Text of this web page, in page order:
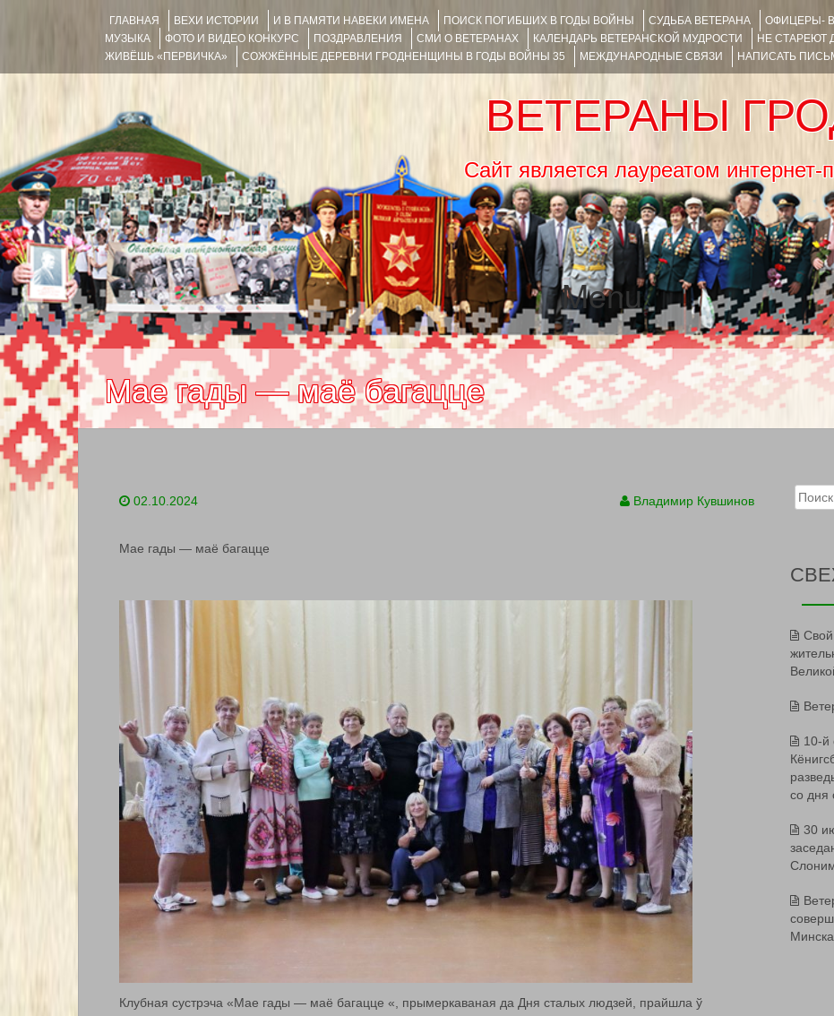
ГЛАВНАЯ ВЕХИ ИСТОРИИ И В ПАМЯТИ НАВЕКИ ИМЕНА ПОИСК ПОГИБШИХ В ГОДЫ ВОЙНЫ СУДЬБА ВЕТЕРАНА ОФИЦЕРЫ-
МУЗЫКА
ФОТО И ВИДЕО КОНКУРС ПОЗДРАВЛЕНИЯ СМИ О ВЕТЕРАНАХ КАЛЕНДАРЬ ВЕТЕРАНСКОЙ МУДРОСТИ НЕ СТАРЕЮТ
ЖИВЁШЬ «ПЕРВИЧКА»
СОЖЖЁННЫЕ ДЕРЕВНИ ГРОДНЕНЩИНЫ В ГОДЫ ВОЙНЫ 35 МЕЖДУНАРОДНЫЕ СВЯЗИ НАПИСАТЬ
ВЕТЕРАНЫ
Сайт является лауреатом
Menu
SKIP TO CONTENT
Мае гады — маё багацце
02.10.2024 Владимир Кувшинов
Мае гады — маё багацце
Клубная сустрэча «Мае гады — маё багацце «, прымеркаваная да Дня сталых людзей, прайшла ў
Search
10-й
со дня
30
Минска.